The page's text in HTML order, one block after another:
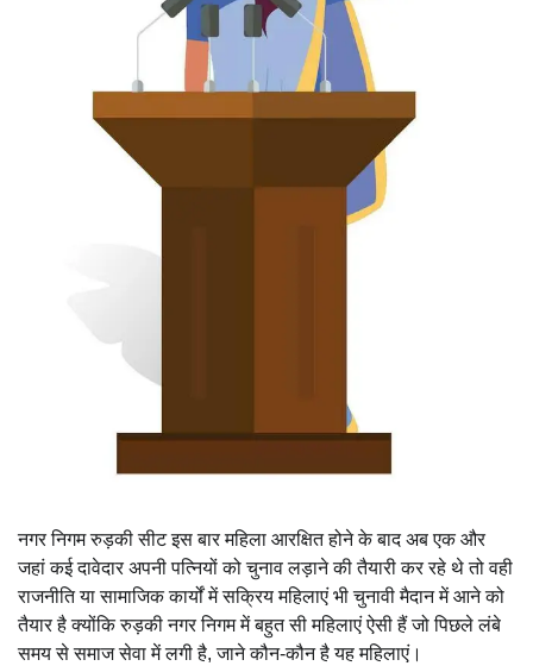
नगर निगम रुड़की सीट इस बार महिला आरक्षित होने के बाद अब एक और
जहां कई दावेदार अपनी पत्नियों को चुनाव लड़ाने की तैयारी कर रहे थे तो वही
राजनीति या सामाजिक कार्यों में सक्रिय महिलाएं भी चुनावी मैदान में आने को
तैयार है क्योंकि रुड़की नगर निगम में बहुत सी महिलाएं ऐसी हैं जो पिछले लंबे
समय से समाज सेवा में लगी है, जाने कौन-कौन है यह महिलाएं।